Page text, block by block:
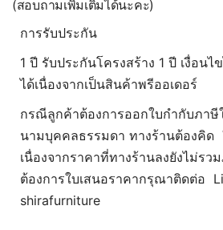
(สอบถามเพิ่มเติมได้นะคะ)
การรับประกัน
1 ปี รับประกันโครงสร้าง 1 ปี เงื่อน
ได้เนื่องจากเป็นสินค้าพรีออเดอร์
กรณีลูกค้าต้องการออกใบกำกับภา
นามบุคคลธรรมดา ทางร้านต้องคิด
เนื่องจากราคาที่ทางร้านลงยังไม่ร
ต้องการใบเสนอราคากรุณาติดต่อ
shirafurniture